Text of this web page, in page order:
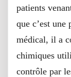
patients
que c’est
médical, il a
chimiques
contrôle par